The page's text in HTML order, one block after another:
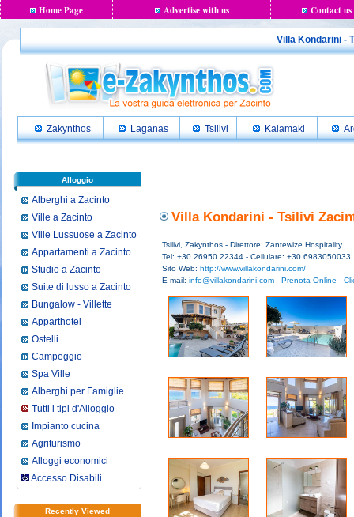
Home Page Advertise with us Contact us
Villa Kondarini -
Zakynthos Laganas Tsilivi Kalamaki
Alloggio
Alberghi a Zacinto
Ville a Zacinto
Ville Lussuose a Zacinto
Appartamenti a Zacinto
Studio a Zacinto
Suite di lusso a Zacinto
Bungalow - Villette
Apparthotel
Ostelli
Campeggio
Spa Ville
Alberghi per Famiglie
Tutti i tipi d'Alloggio
Impianto cucina
Agriturismo
Alloggi economici
Accesso Disabili
Recently Viewed
Villa Kondarini - Tsilivi
Tsilivi, Zakynthos - Direttore: Zantewize Hospitality
Tel: +30 26950 22344 - Cellulare: +30 6983050033
Sito Web: http://www.villakondarini.com/
E-mail: info@villakondarini.com - Prenota Online -